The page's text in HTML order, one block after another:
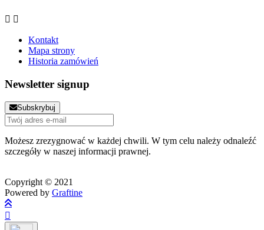
 
Kontakt
Mapa strony
Historia zamówień
Newsletter signup
Subskrybuj
Możesz zrezygnować w każdej chwili. W tym celu należy odnaleźć
szczegóły w naszej informacji prawnej.
Copyright © 2021
Powered by Graftine
